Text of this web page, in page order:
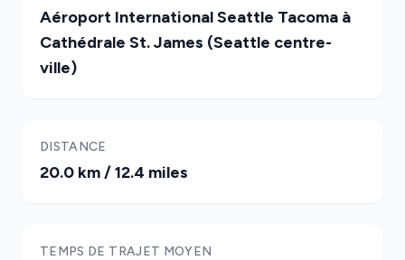
Aéroport International Seattle Tacoma à
Cathédrale St. James (Seattle centre-
ville)
DISTANCE
20.0 km / 12.4 miles
TEMPS DE TRAJET MOYEN